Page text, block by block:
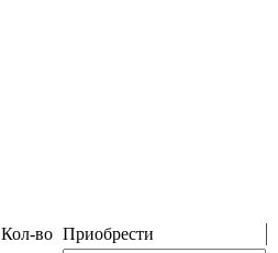
Кол-во Приобрести